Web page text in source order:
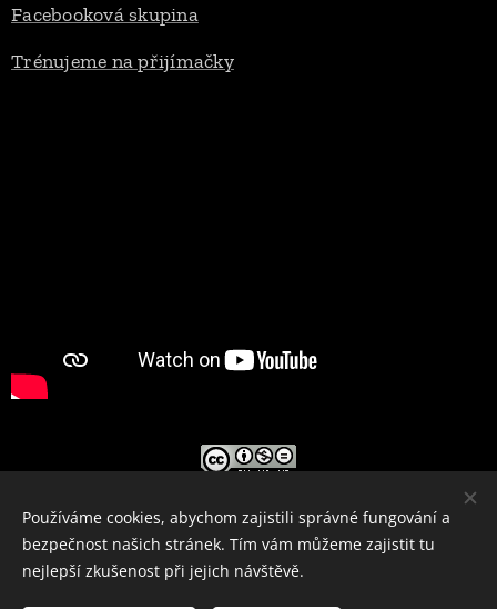
Facebooková skupina
Trénujeme na přijímačky
Creative Commons Uveďte
původ-Neužívejte komerčně-Nezpracovávejte 4.0
Mezinárodní License
Používáme cookies, abychom zajistili správné fungování a
bezpečnost našich stránek. Tím vám můžeme zajistit tu
nejlepší zkušenost při jejich návštěvě.